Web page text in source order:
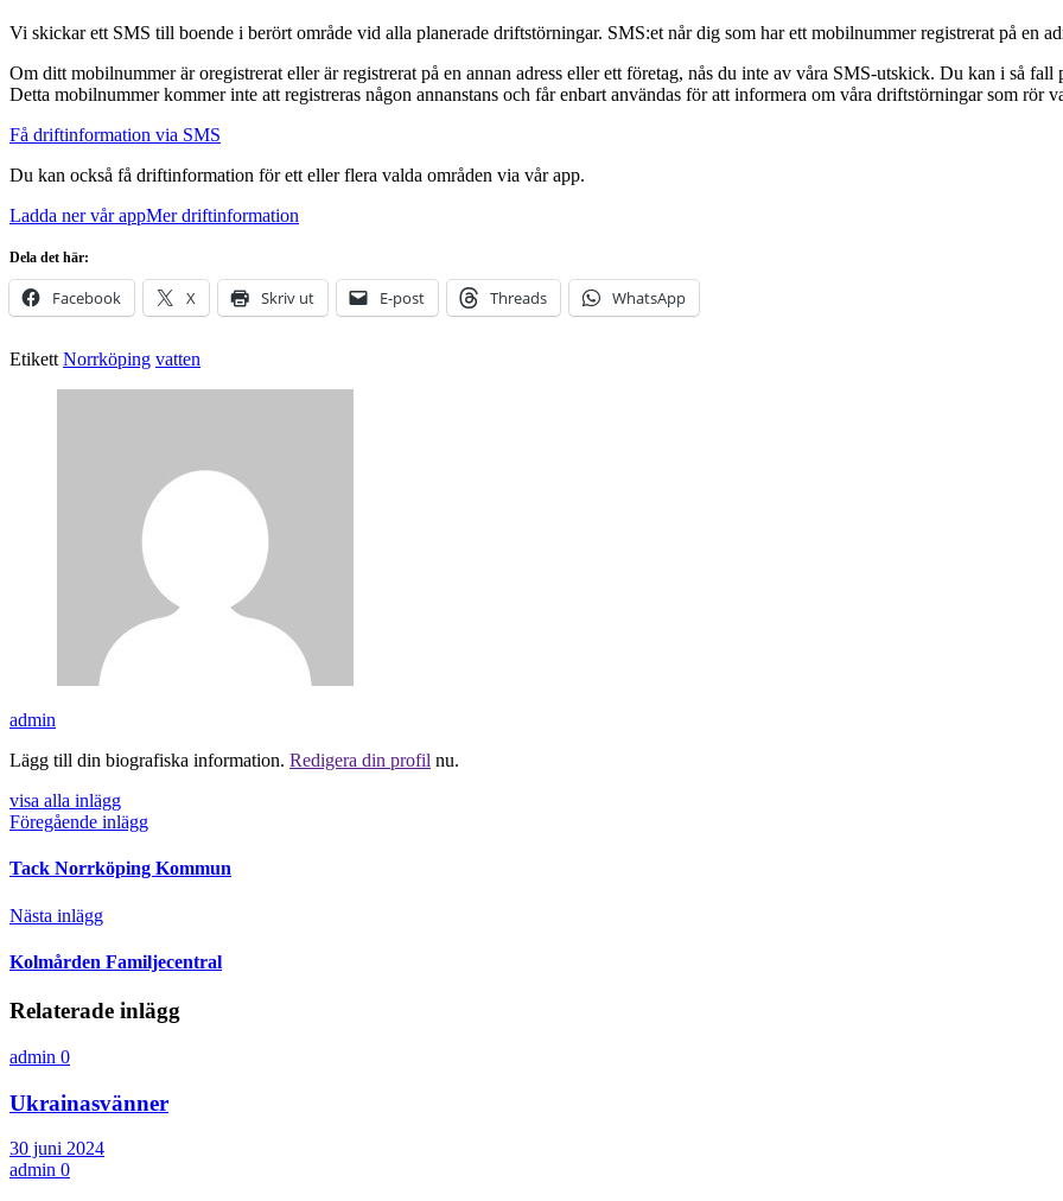
Vi skickar ett SMS till boende i berört område vid alla planerade driftstörningar. SMS:et når dig som har ett mobilnummer registrerat på en
Om ditt mobilnummer är oregistrerat eller är registrerat på en annan adress eller ett företag, nås du inte av våra SMS-utskick. Du kan i så
Detta mobilnummer kommer inte att registreras någon annanstans och får enbart användas för att informera om våra driftstörningar som rör
Få driftinformation via SMS
Du kan också få driftinformation för ett eller flera valda områden via vår app.
Ladda ner vår appMer driftinformation
Dela det här:
Facebook X Skriv ut E-post Threads WhatsApp
Etikett Norrköping vatten
admin
Lägg till din biografiska information. Redigera din profil nu.
visa alla inlägg
Föregående inlägg
Tack Norrköping Kommun
Nästa inlägg
Kolmården Familjecentral
Relaterade inlägg
admin 0
Ukrainasvänner
30 juni 2024
admin 0